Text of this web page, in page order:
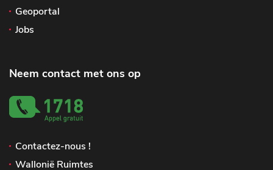
Geoportal
Jobs
Neem contact met ons op
Contactez-nous !
Wallonië Ruimtes